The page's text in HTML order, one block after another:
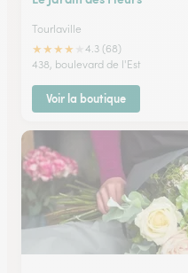
Tourlaville
★★★★
4.3 (68)
438, boulevard de l'Est
Voir la boutique